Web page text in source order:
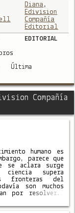
Diana ,
Edivision
Compañía
Editorial
EDITORIAL
Última
Compañía
humano es
parece que
se aclara surge
supera
fronteras del
son muchos
por resolver.»
las extrañas